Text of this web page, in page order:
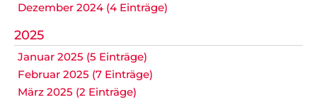
Dezember 2024 (4 Einträge)
2025
Januar 2025 (5 Einträge)
Februar 2025 (7 Einträge)
März 2025 (2 Einträge)